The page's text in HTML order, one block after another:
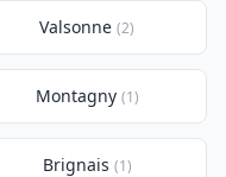
Valsonne (2)
Montagny (1)
Brignais (1)